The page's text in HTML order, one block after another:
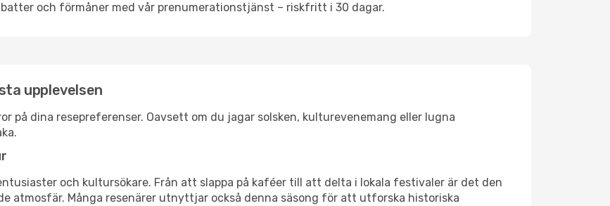
och förmåner med vår prenumerationstjänst – riskfritt i 30 dagar.
upplevelsen
på dina resepreferenser. Oavsett om du jagar solsken, kulturevenemang eller lugna
och kultursökare. Från att slappa på kaféer till att delta i lokala festivaler är det den
atmosfär. Många resenärer utnyttjar också denna säsong för att utforska historiska